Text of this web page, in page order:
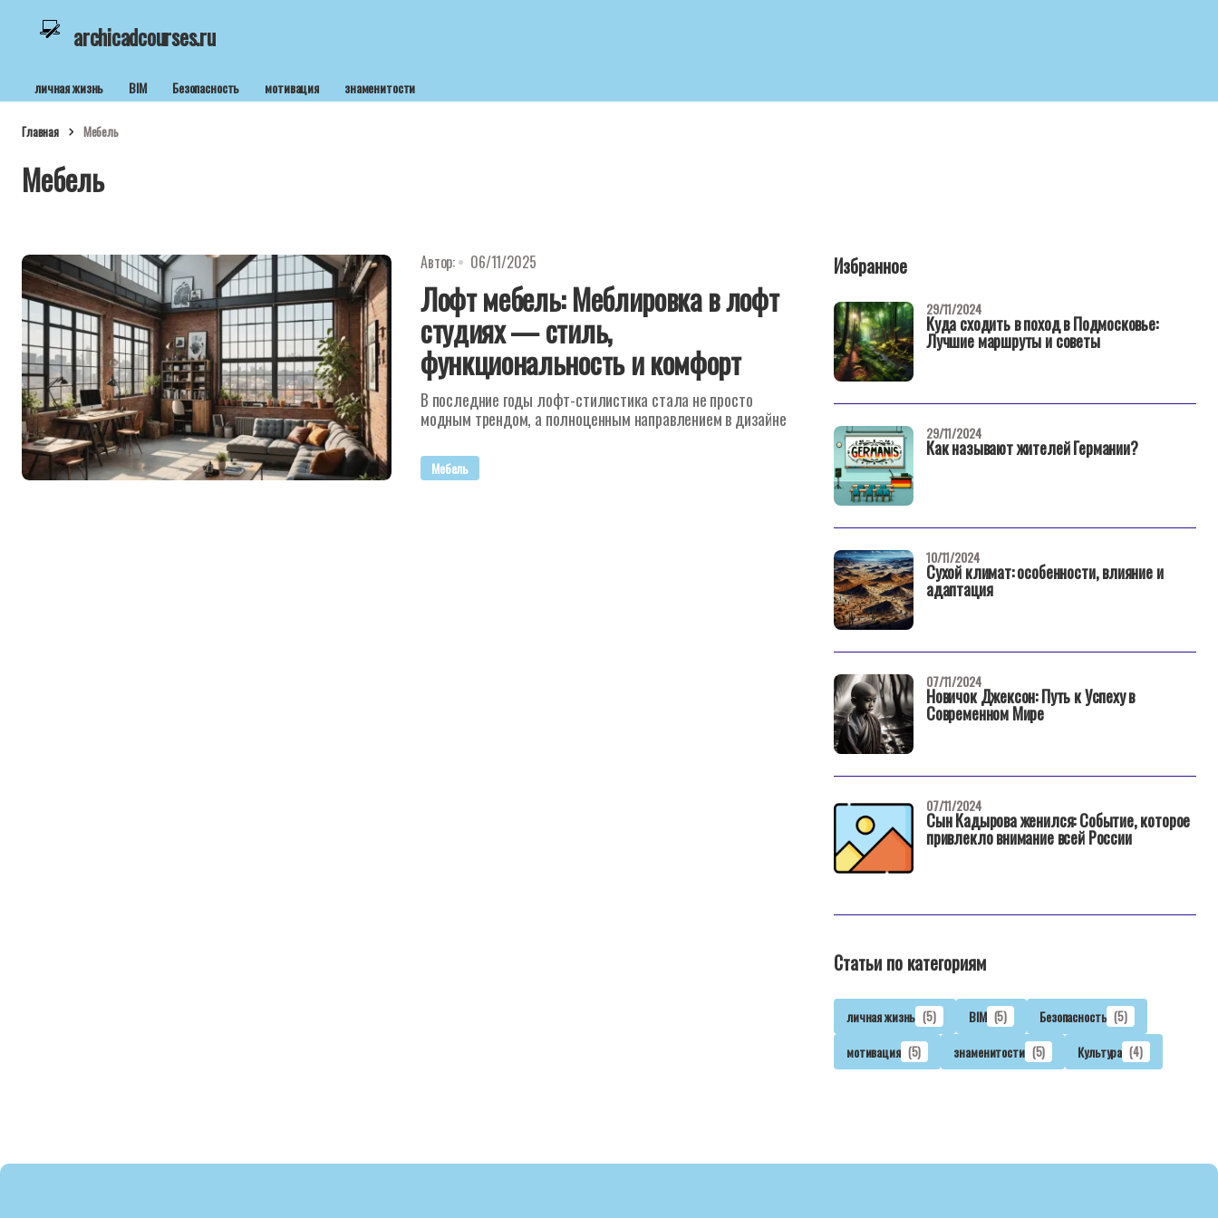
archicadcourses.ru
личная жизнь BIM Безопасность мотивация знаменитости
Главная Мебель
Мебель
Автор: 06/11/2025
Лофт мебель: Меблировка в лофт
студиях — стиль,
функциональность и комфорт
В последние годы лофт-стилистика стала не просто
модным трендом, а полноценным направлением в дизайне
Мебель
Избранное
Куда сходить в поход в Подмосковье:
Лучшие маршруты и советы
29/11/2024
Как называют жителей Германии?
29/11/2024
Сухой климат: особенности, влияние и
адаптация
10/11/2024
Новичок Джексон: Путь к Успеху в
Современном Мире
07/11/2024
Сын Кадырова женился: Событие, которое
привлекло внимание всей России
07/11/2024
Статьи по категориям
личная жизнь (5) BIM (5) Безопасность (5)
мотивация (5) знаменитости (5) Культура (4)